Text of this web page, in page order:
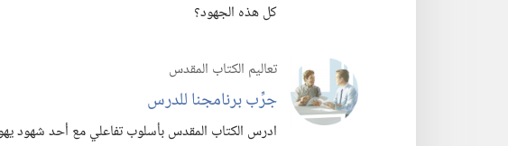
كل هذه الجهود؟‏
تعاليم الكتاب المقدس
جرِّب برنامجنا للدرس
ادرس الكتاب المقدس بأسلوب تفاعلي مع أحد شهود